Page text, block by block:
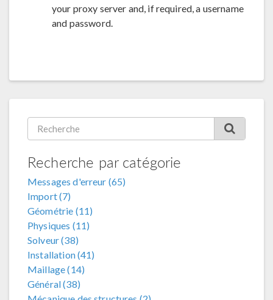
your proxy server and, if required, a username
and password.
Recherche par catégorie
Messages d'erreur (65)
Import (7)
Géométrie (11)
Physiques (11)
Solveur (38)
Installation (41)
Maillage (14)
Général (38)